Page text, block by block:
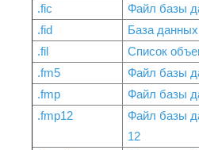
.fic
Файл базы
.fid
База
.fil
Список
.fm5
Файл базы
.fmp
Файл базы
.fmp12
Файл базы
12